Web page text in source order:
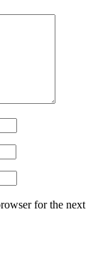
for the next